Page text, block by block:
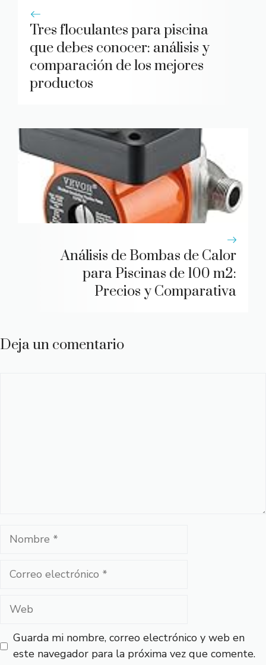
Tres floculantes para piscina
que debes conocer: análisis y
comparación de los mejores
productos
Análisis de Bombas de Calor
para Piscinas de 100 m2:
Precios y Comparativa
Deja un comentario
Nombre
Correo
Web
Guarda mi nombre, correo electrónico y web en
este navegador para la próxima vez que comente.